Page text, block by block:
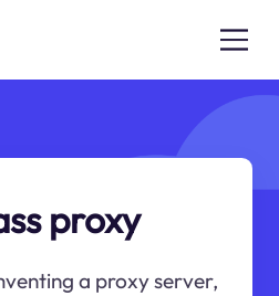
proxy
a proxy server,